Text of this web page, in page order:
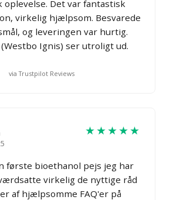
oplevelse. Det var fantastisk
virkelig hjælpsom. Besvarede
og leveringen var hurtig.
Ignis) ser utroligt ud.
via Trustpilot Reviews
★★★★★
første bioethanol pejs jeg har
virkelig de nyttige råd
af hjælpsomme FAQ'er på